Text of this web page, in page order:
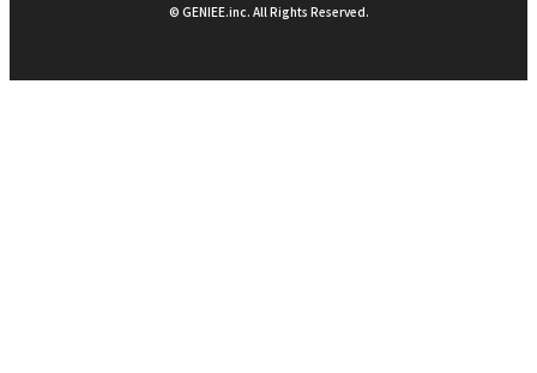
© GENIEE.inc. All Rights Reserved.